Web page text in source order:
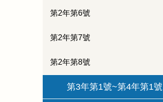
第2年第6號
第2年第7號
第2年第8號
第3年第1號~第4年第1號